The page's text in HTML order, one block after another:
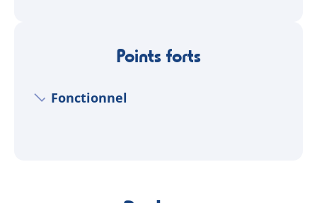
Points forts
Fonctionnel